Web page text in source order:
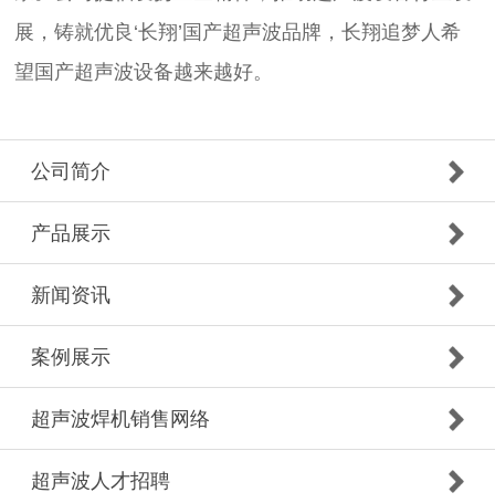
展，铸就优良‘长翔’国产超声波品牌，长翔追梦人希
望国产超声波设备越来越好。
公司简介
产品展示
新闻资讯
案例展示
超声波焊机销售网络
超声波人才招聘